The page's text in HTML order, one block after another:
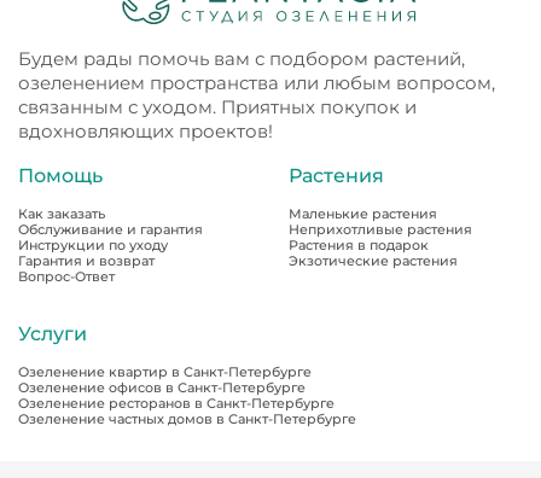
Будем рады помочь вам с подбором растений,
озеленением пространства или любым вопросом,
связанным с уходом. Приятных покупок и
вдохновляющих проектов!
Помощь
Как заказать
Обслуживание и гарантия
Инструкции по уходу
Гарантия и возврат
Вопрос-Ответ
Растения
Маленькие растения
Неприхотливые растения
Растения в подарок
Экзотические растения
Услуги
Озеленение квартир в Санкт-Петербурге
Озеленение офисов в Санкт-Петербурге
Озеленение ресторанов в Санкт-Петербурге
Озеленение частных домов в Санкт-Петербурге